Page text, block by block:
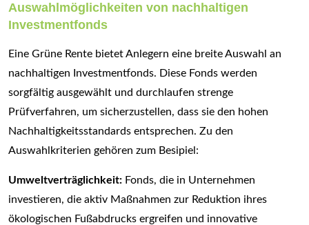
Auswahlmöglichkeiten von nachhaltigen
Investmentfonds
Eine Grüne Rente bietet Anlegern eine breite Auswahl an
nachhaltigen Investmentfonds. Diese Fonds werden
sorgfältig ausgewählt und durchlaufen strenge
Prüfverfahren, um sicherzustellen, dass sie den hohen
Nachhaltigkeitsstandards entsprechen. Zu den
Auswahlkriterien gehören zum Besipiel:
Umweltverträglichkeit: Fonds, die in Unternehmen
investieren, die aktiv Maßnahmen zur Reduktion ihres
ökologischen Fußabdrucks ergreifen und innovative